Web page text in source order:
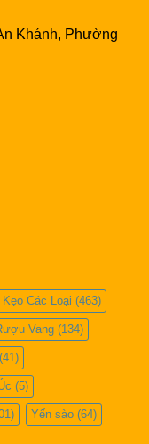
Khánh, Phường
Kẹo Các Loại (463)
Vang (134)
(41)
(5)
Yến sào (64)